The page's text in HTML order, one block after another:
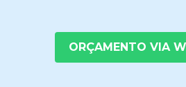
ORÇAMENTO VIA